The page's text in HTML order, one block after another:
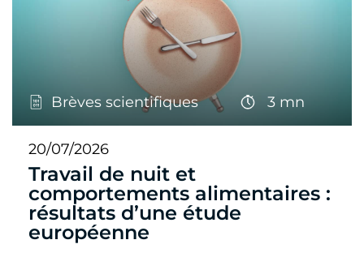
Brèves scientifiques 3 mn
20/07/2026
Travail de nuit et
comportements alimentaires :
résultats d’une étude
européenne